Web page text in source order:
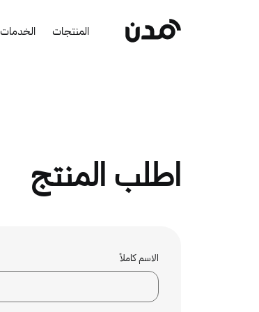
المنتجات الخدمات
اطلب المنتج
الاسم كاملاً